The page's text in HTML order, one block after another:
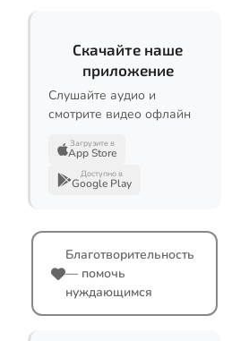
Скачайте наше
приложение
Слушайте аудио и
смотрите видео офлайн
Загрузите в
App Store
Доступно в
Google Play
Благотворительность
— помочь
нуждающимся